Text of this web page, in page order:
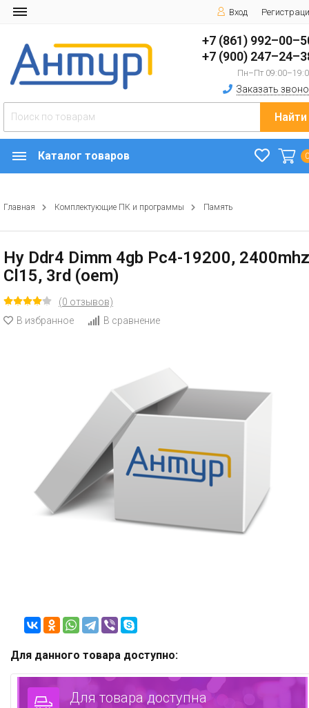
Вход
+7 (861)
+7 (900)
Пн–Пт
Заказать
Найти
Каталог товаров
Главная Комплектующие ПК и программы Память
Hy Ddr4 Dimm 4gb Pc4-19200,
Cl15, 3rd (oem)
(0 отзывов)
В избранное
В сравнение
Для данного товара доступно:
Для товара доступна